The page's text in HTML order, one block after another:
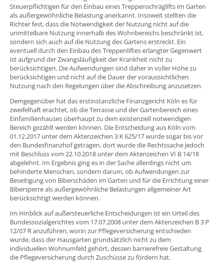
Steuerpflichtigen für den Einbau eines Treppenschräglifts im Garten
als außergewöhnliche Belastung anerkannt. Insoweit stellten die
Richter fest, dass die Notwendigkeit der Nutzung nicht auf die
unmittelbare Nutzung innerhalb des Wohnbereichs beschränkt ist,
sondern sich auch auf die Nutzung des Gartens erstreckt. Ein
eventuell durch den Einbau des Treppenliftes erlangter Gegenwert
ist aufgrund der Zwangsläufigkeit der Krankheit nicht zu
berücksichtigen. Die Aufwendungen sind daher in voller Höhe zu
berücksichtigen und nicht auf die Dauer der voraussichtlichen
Nutzung nach den Regelungen über die Abschreibung anzusetzen.
Demgegenüber hat das erstinstanzliche Finanzgericht Köln es für
zweifelhaft erachtet, ob die Terrasse und der Gartenbereich eines
Einfamilienhauses überhaupt zu dem existenziell notwendigen
Bereich gezählt werden können. Die Entscheidung aus Köln vom
01.12.2017 unter dem Aktenzeichen 3 K 625/17 wurde sogar bis vor
den Bundesfinanzhof getragen, dort wurde die Rechtssache jedoch
mit Beschluss vom 22.10.2018 unter dem Aktenzeichen VI B 14/18
abgelehnt. Im Ergebnis ging es in der Sache allerdings nicht um
behinderte Menschen, sondern darum, ob Aufwendungen zur
Beseitigung von Biberschäden im Garten und für die Errichtung einer
Bibersperre als außergewöhnliche Belastungen allgemeiner Art
berücksichtigt werden können.
Im Hinblick auf außersteuerliche Entscheidungen ist ein Urteil des
Bundessozialgerichtes vom 17.07.2008 unter dem Aktenzeichen B 3 P
12/07 R anzuführen, worin zur Pflegeversicherung entschieden
wurde, dass der Hausgarten grundsätzlich nicht zu dem
individuellen Wohnumfeld gehört, dessen barrierefreie Gestaltung
die Pflegeversicherung durch Zuschüsse zu fördern hat.